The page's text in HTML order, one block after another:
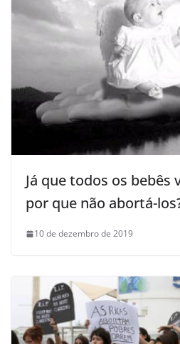
Já que todos os bebês
por que não abortá-
10 de dezembro de 2019